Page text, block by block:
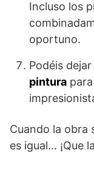
Incluso los
oportuno.
Podéis
pintura
Cuando la obra
es igual… ¡Que